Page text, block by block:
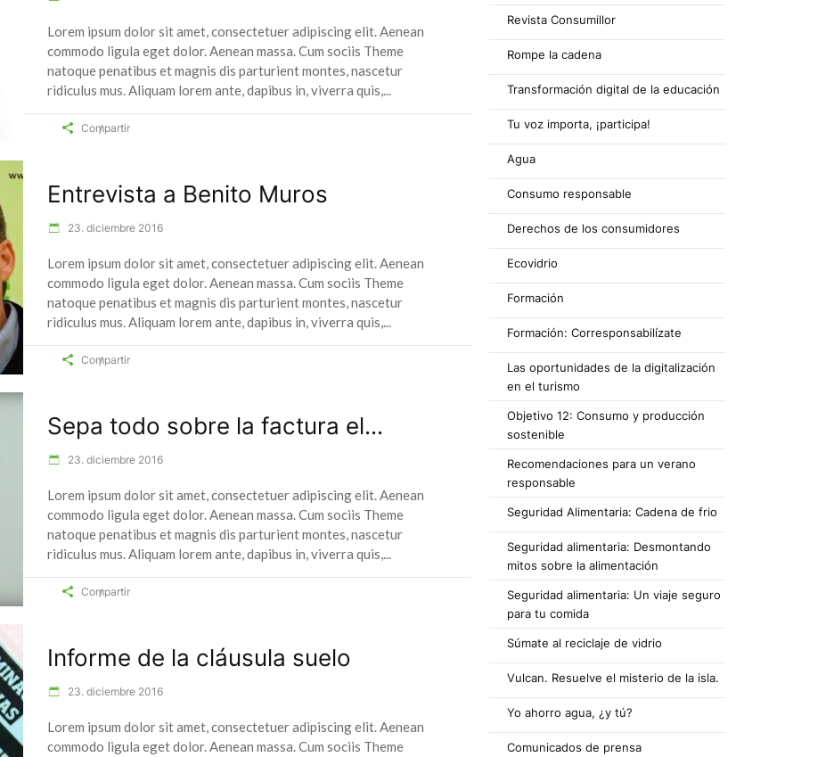
Lorem ipsum dolor sit amet, consectetuer adipiscing elit. Aenean
commodo ligula eget dolor. Aenean massa. Cum sociis Theme
natoque penatibus et magnis dis parturient montes, nascetur
ridiculus mus. Aliquam lorem ante, dapibus in, viverra quis,
Compartir
Entrevista a Benito Muros
23. diciembre 2016
Lorem ipsum dolor sit amet, consectetuer adipiscing elit. Aenean
commodo ligula eget dolor. Aenean massa. Cum sociis Theme
natoque penatibus et magnis dis parturient montes, nascetur
ridiculus mus. Aliquam lorem ante, dapibus in, viverra quis,
Compartir
Sepa todo sobre la factura el...
23. diciembre 2016
Lorem ipsum dolor sit amet, consectetuer adipiscing elit. Aenean
commodo ligula eget dolor. Aenean massa. Cum sociis Theme
natoque penatibus et magnis dis parturient montes, nascetur
ridiculus mus. Aliquam lorem ante, dapibus in, viverra quis,
Compartir
Informe de la cláusula suelo
23. diciembre 2016
Lorem ipsum dolor sit amet, consectetuer adipiscing elit. Aenean
commodo ligula eget dolor. Aenean massa. Cum sociis Theme
Revista Consumillor
Rompe la cadena
Transformación digital de la educación
Tu voz importa, ¡participa!
Agua
Consumo responsable
Derechos de los consumidores
Ecovidrio
Formación
Formación: Corresponsabilízate
Las oportunidades de la digitalización
en el turismo
Objetivo 12: Consumo y producción
sostenible
Recomendaciones para un verano
responsable
Seguridad Alimentaria: Cadena de frio
Seguridad alimentaria: Desmontando
mitos sobre la alimentación
Seguridad alimentaria: Un viaje seguro
para tu comida
Súmate al reciclaje de vidrio
Vulcan. Resuelve el misterio de la isla.
Yo ahorro agua, ¿y tú?
Comunicados de prensa